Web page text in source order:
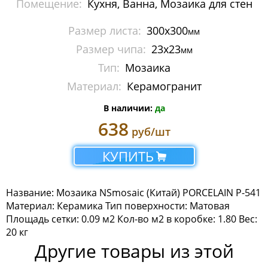
Мозаика Irida
Мозаика Keramograd
Мозаика Mir Mosaic
Мозаика NSmosaic
Мозаика Crystal Series
Мозаика Econom Смеси
Мозаика Gold
Помещение: Кухня, Ванна, Мозаика для стен
Размер листа: 300x300мм
Размер чипа: 23x23мм
Тип: Мозаика
Материал: Керамогранит
В наличии: да
638 руб/шт
КУПИТЬ
Название: Мозаика NSmosaic (Китай) PORCELAIN P-541
Материал: Керамика Тип поверхности: Матовая
Площадь сетки: 0.09 м2 Кол-во м2 в коробке: 1.80 Вес:
20 кг
Другие товары из этой